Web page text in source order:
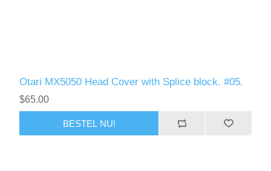
Otari MX5050 Head Cover with Splice block. #05.
$65.00
BESTEL NU!